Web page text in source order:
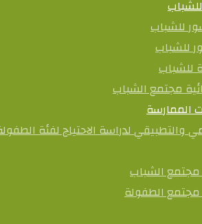
للشباب
للشباب
للشباب​
مجتمع الشباب
الممارسة
والتطبيقي لدراسة الاحتياج لفئة
مجتمع الشباب
مجتمع الطفولة